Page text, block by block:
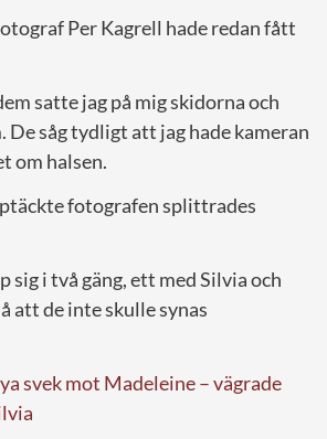
Per Kagrell hade redan fått
satte jag på mig skidorna och
De såg tydligt att jag hade kameran
om halsen.
fotografen splittrades
sig i två gäng, ett med Silvia och
att de inte skulle synas
svek mot Madeleine – vägrade